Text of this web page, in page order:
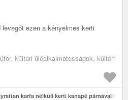
ezen a kényelmes kerti
kültéri ülőalkalmatosságok, kültéri
karfa nélküli kerti kanapé párnával